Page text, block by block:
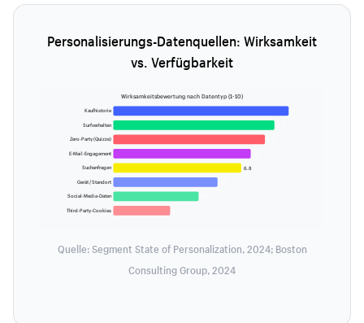
Personalisierungs-Datenquellen: Wirksamkeit
vs. Verfügbarkeit
Wirksamkeitsbewertung nach Datentyp (1-10)
Kaufhistorie
Surfverhalten
Zero-Party (Quizze)
E-Mail-Engagement
Suchanfragen 6.8
Gerät / Standort
Social-Media-Daten
Third-Party-Cookies
Quelle: Segment State of Personalization, 2024; Boston
Consulting Group, 2024